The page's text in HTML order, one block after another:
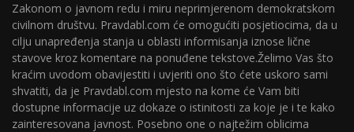
Zakonom o javnom redu i miru neprimjerenom demokratskom
civilnom društvu. Pravdabl.com će omogućiti posjetiocima, da u
cilju unapređenja stanja u oblasti informisanja iznose lične
stavove kroz komentare na ponuđene tekstove.Želimo Vas što
kraćim uvodom obavijestiti i uvjeriti ono što ćete uskoro sami
shvatiti, da je Pravdabl.com mjesto na kome će Vam biti
dostupne informacije uz dokaze o istinitosti za koje je i te kako
zainteresovana javnost. Posebno one o najtežim oblicima